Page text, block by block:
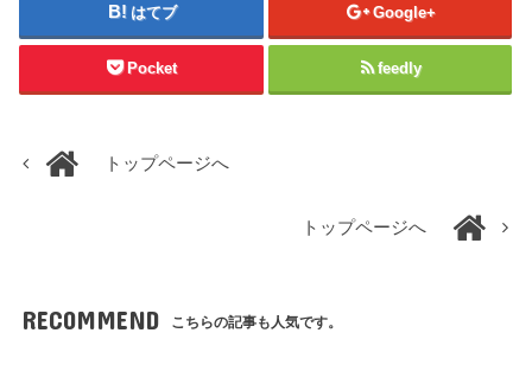
はてブ Google+
Pocket feedly
トップページへ
トップページへ
RECOMMEND こちらの記事も人気です。